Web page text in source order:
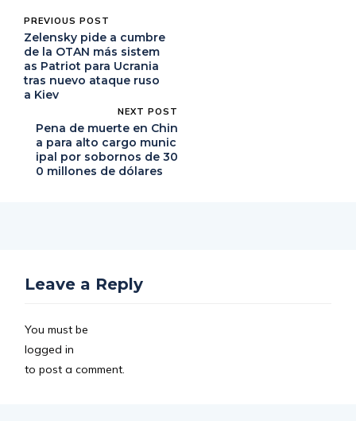
PREVIOUS POST
Zelensky pide a cumbre
de la OTAN más sistem
as Patriot para Ucrania
tras nuevo ataque ruso
a Kiev
NEXT POST
Pena de muerte en Chin
a para alto cargo munic
ipal por sobornos de 30
0 millones de dólares
Leave a Reply
You must be
logged in
to post a comment.